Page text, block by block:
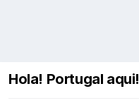
Hola! Portugal aqui!